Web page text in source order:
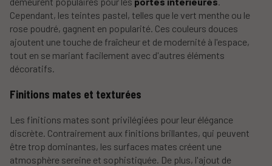
Cependant, les teintes pastel, telles que le vert menthe ou le
rose poudré, gagnent en popularité. Ces couleurs douces
ajoutent une touche de fraîcheur et de modernité à l'espace,
tout en se mariant facilement avec d'autres éléments
décoratifs.
Finitions mates et texturées
Les finitions mates sont privilégiées pour leur élégance
discrète. Contrairement aux finitions brillantes, qui peuvent
être trop dominantes, les surfaces mates créent une
atmosphère sereine et sophistiquée. De plus, l'ajout de